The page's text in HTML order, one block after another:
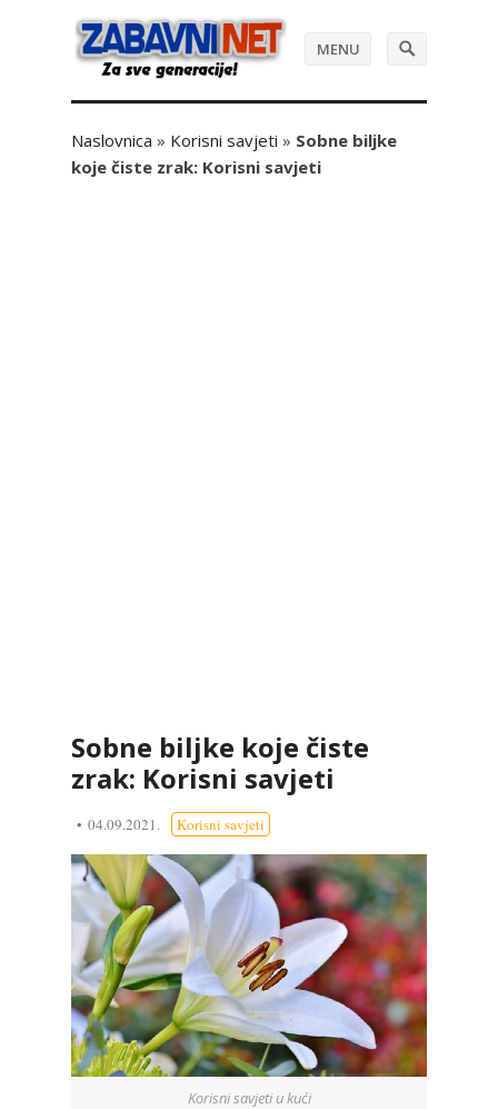
MENU
Naslovnica » Korisni savjeti » Sobne biljke
koje čiste zrak: Korisni savjeti
Sobne biljke koje čiste
zrak: Korisni savjeti
04.09.2021. Korisni savjeti
Korisni savjeti u kući